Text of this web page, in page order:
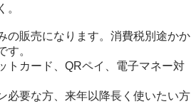
。
の販売になります。消費税別途かか
す。
トカード、QRペイ、電子マネー対
必要な方、来年以降長く使いたい方